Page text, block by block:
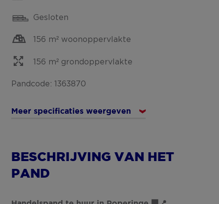
Gesloten
156 m² woonoppervlakte
156 m² grondoppervlakte
Pandcode: 1363870
Meer specificaties weergeven
BESCHRIJVING VAN HET
PAND